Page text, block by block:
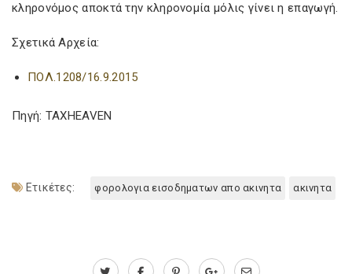
κληρονόμος αποκτά την κληρονομία μόλις γίνει η επαγωγή.
Σχετικά Αρχεία:
ΠΟΛ.1208/16.9.2015
Πηγή: TAXHEAVEN
Ετικέτες: φορολογια εισοδηματων απο ακινητα ακινητα